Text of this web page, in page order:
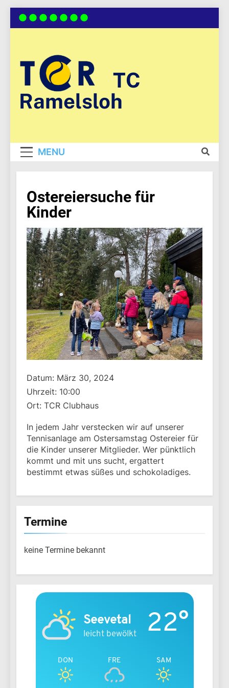
Skip
TC
Ramelsloh
MENU
Ostereiersuche für
Kinder
Datum: März 30, 2024
Uhrzeit: 10:00
Ort: TCR Clubhaus
In jedem Jahr verstecken wir auf unserer
Tennisanlage am Ostersamstag Ostereier für
die Kinder unserer Mitglieder. Wer pünktlich
kommt und mit uns sucht, ergattert
bestimmt etwas süßes und schokoladiges.
Termine
keine Termine bekannt
Seevetal
leicht bewölkt 22°
DON FRE SAM